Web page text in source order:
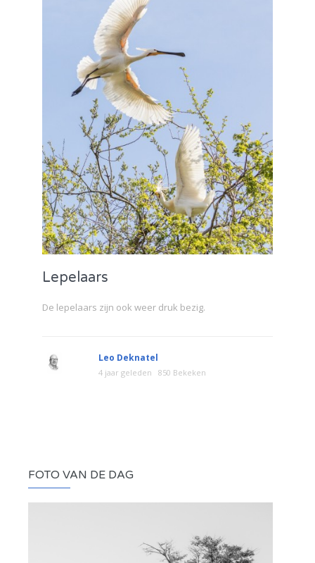
Lepelaars
De lepelaars zijn ook weer druk bezig.
Leo Deknatel
4 jaar geleden 850 Bekeken
FOTO VAN DE DAG